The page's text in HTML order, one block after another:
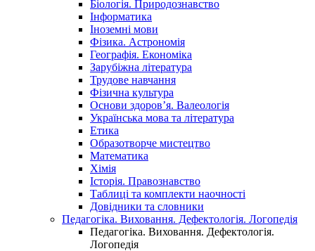
Біологія. Природознавство
Інформатика
Іноземні мови
Фізика. Астрономія
Географія. Економіка
Зарубіжна література
Трудове навчання
Фізична культура
Основи здоров’я. Валеологія
Українська мова та література
Етика
Образотворче мистецтво
Математика
Хімія
Історія. Правознавство
Таблиці та комплекти наочності
Довідники та словники
Педагогіка. Виховання. Дефектологія. Логопедія
Педагогіка. Виховання. Дефектологія.
Логопедія